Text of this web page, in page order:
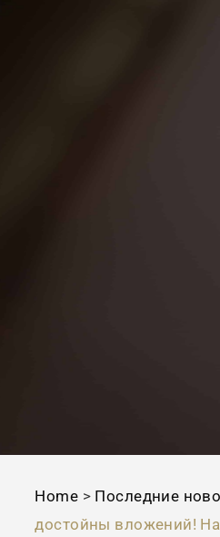
Home > Последние
достойны вложений!